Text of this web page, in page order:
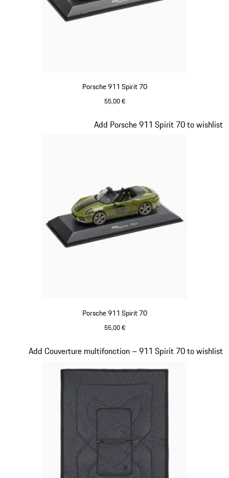
Porsche 911 Spirit 70
55,00 €
Porsche 911 Spirit 70
55,00 €
Add Porsche 911 Spirit 70 to wishlist
Add Couverture multifonction – 911 Spirit 70 to wishlist
Diapositive 18 sur 20